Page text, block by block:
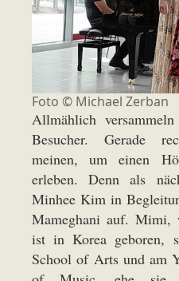
Foto © Michael Zerban
Allmählich
Besucher. Gerade
meinen, um einen
erleben. Denn als
Minhee Kim in
Mameghani auf. Mimi,
ist in Korea geboren,
School of Arts und am